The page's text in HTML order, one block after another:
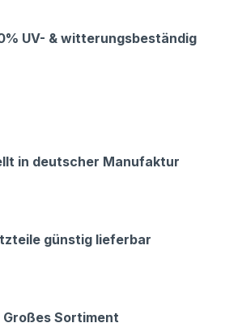
UV- & witterungsbeständig
in deutscher Manufaktur
günstig lieferbar
Großes Sortiment